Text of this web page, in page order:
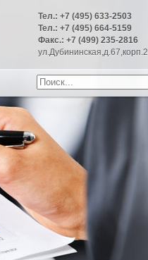
Тел.: +7 (495) 633-2503
Тел.: +7 (495) 664-5159
Факс.: +7 (499) 235-2816
ул.Дубининская,д.67,корп.2